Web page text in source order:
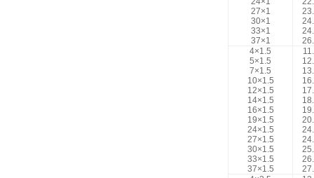
27×1
30×1
33×1
37×1
4×1.5
5×1.5
7×1.5
10×1.5
12×1.5
14×1.5
16×1.5
19×1.5
24×1.5
27×1.5
30×1.5
33×1.5
37×1.5